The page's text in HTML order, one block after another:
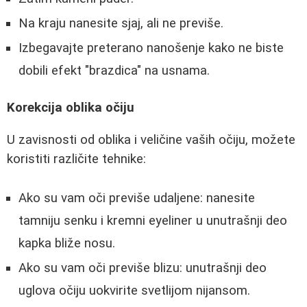
Na kraju nanesite sjaj, ali ne previše.
Izbegavajte preterano nanošenje kako ne biste
dobili efekt "brazdica" na usnama.
Korekcija oblika očiju
U zavisnosti od oblika i veličine vaših očiju, možete
koristiti različite tehnike:
Ako su vam oči previše udaljene: nanesite
tamniju senku i kremni eyeliner u unutrašnji deo
kapka bliže nosu.
Ako su vam oči previše blizu: unutrašnji deo
uglova očiju uokvirite svetlijom nijansom.